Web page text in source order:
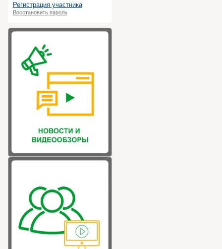
Регистрация участника
Восстановить пароль